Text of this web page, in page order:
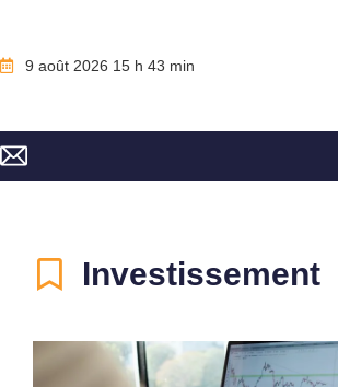
9 août 2026 15 h 43 min
Investissement